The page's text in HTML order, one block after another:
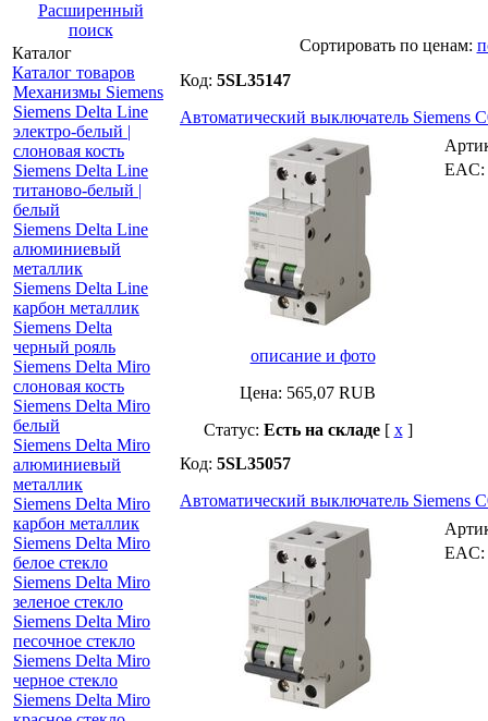
Расширенный
поиск
Каталог
Каталог товаров
Механизмы Siemens
Siemens Delta Line
электро-белый |
слоновая кость
Siemens Delta Line
титаново-белый |
белый
Siemens Delta Line
алюминиевый
металлик
Siemens Delta Line
карбон металлик
Siemens Delta
черный рояль
Siemens Delta Miro
слоновая кость
Siemens Delta Miro
белый
Siemens Delta Miro
алюминиевый
металлик
Siemens Delta Miro
карбон металлик
Siemens Delta Miro
белое стекло
Siemens Delta Miro
зеленое стекло
Siemens Delta Miro
песочное стекло
Siemens Delta Miro
черное стекло
Siemens Delta Miro
Cортировать по ценам:
Код: 5SL35147
Автоматический выключатель Siemens
описание и фото
Цена: 565,07 RUB
Статус: Есть на складе[ x]
EAC:
Код: 5SL35057
Автоматический выключатель Siemens
EAC: